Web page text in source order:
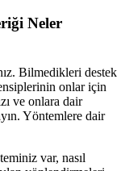
Neler
Bilmedikleri destek
onlar için
ve onlara dair
Yöntemlere dair
var, nasıl